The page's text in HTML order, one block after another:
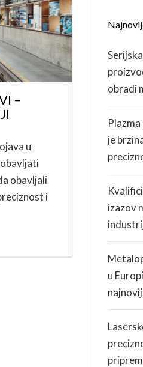
KARIJERA
ZDRAVLJE I
–
u
obavljali
i
obradi
je
izazov
u